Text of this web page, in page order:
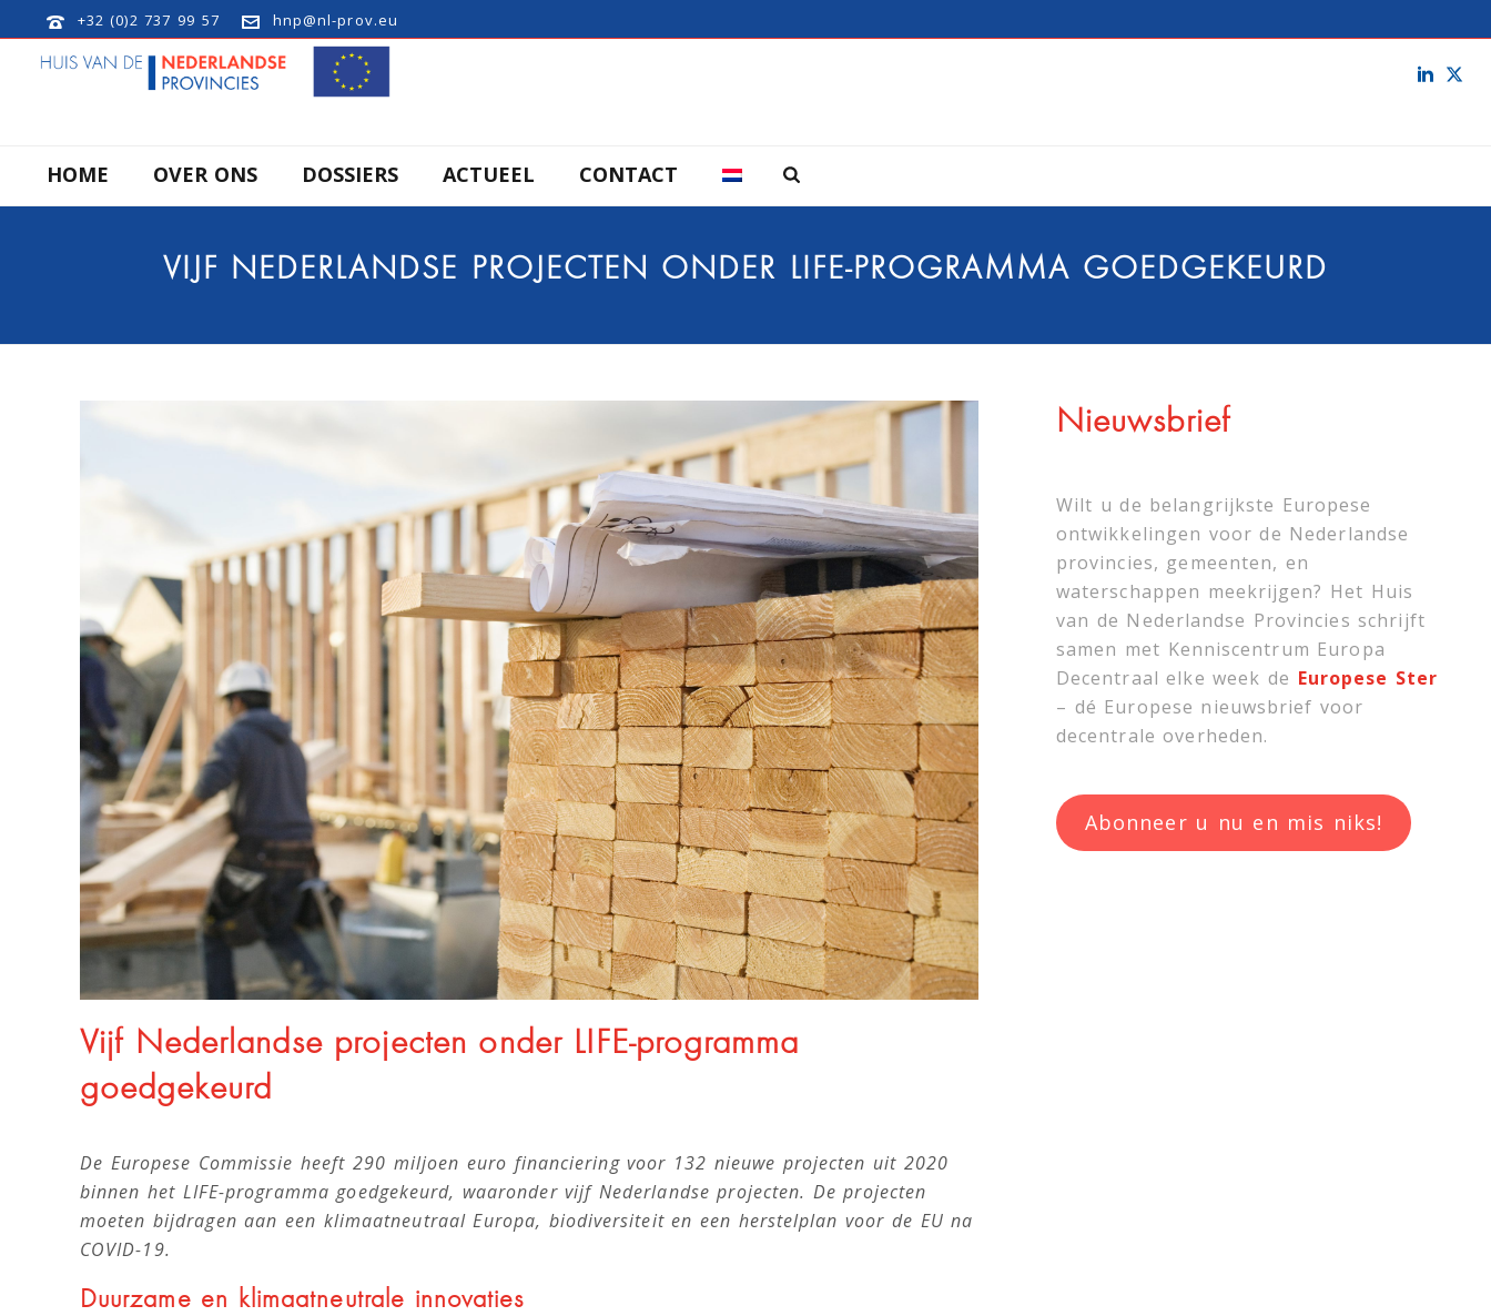
+32 (0)2 737 99 57 hnp@nl-prov.eu
HOME OVER ONS DOSSIERS ACTUEEL CONTACT
VIJF NEDERLANDSE PROJECTEN ONDER LIFE-PROGRAMMA GOEDGEKEURD
Vijf Nederlandse projecten onder LIFE-programma
goedgekeurd
De Europese Commissie heeft 290 miljoen euro financiering voor 132 nieuwe projecten uit 2020
binnen het LIFE-programma goedgekeurd, waaronder vijf Nederlandse projecten. De projecten
moeten bijdragen aan een klimaatneutraal Europa, biodiversiteit en een herstelplan voor de EU na
COVID-19.
Duurzame en klimaatneutrale innovaties
Nieuwsbrief
Wilt u de belangrijkste Europese
ontwikkelingen voor de Nederlandse
provincies, gemeenten, en
waterschappen meekrijgen? Het Huis
van de Nederlandse Provincies schrijft
samen met Kenniscentrum Europa
Decentraal elke week de Europese Ster
– dé Europese nieuwsbrief voor
decentrale overheden.
Abonneer u nu en mis niks!